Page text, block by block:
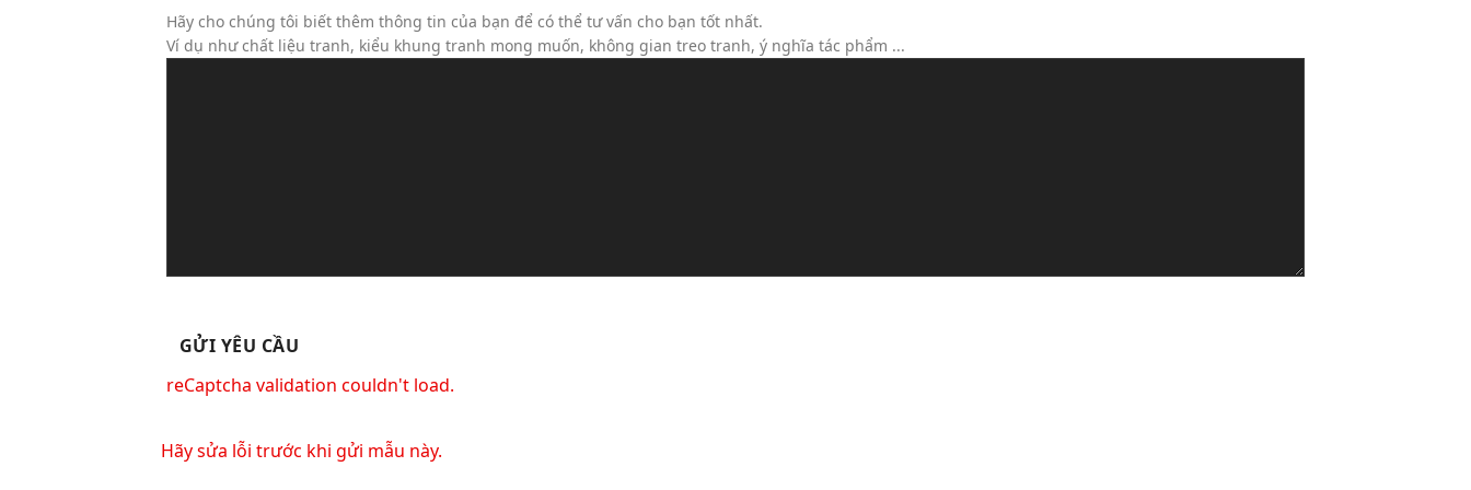
Hãy cho chúng tôi biết thêm thông tin của bạn để có thể tư vấn cho bạn tốt nhất.
Ví dụ như chất liệu tranh, kiểu khung tranh mong muốn, không gian treo tranh, ý nghĩa tác phẩm ...
reCaptcha validation couldn't load.
Hãy sửa lỗi trước khi gửi mẫu này.